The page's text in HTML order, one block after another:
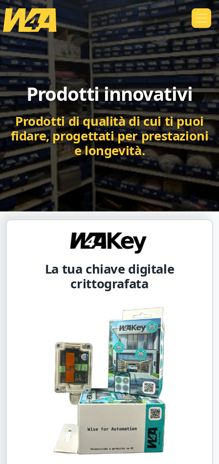
Prodotti innovativi
Prodotti di qualità di cui ti puoi
fidare, progettati per prestazioni
e longevità.
La tua chiave digitale
crittografata